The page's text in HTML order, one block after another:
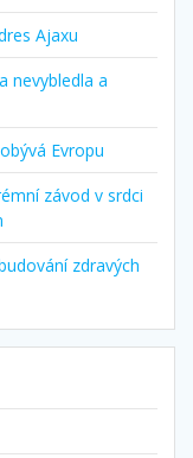
Ajaxu
nevybledla a
Evropu
závod v srdci
zdravých